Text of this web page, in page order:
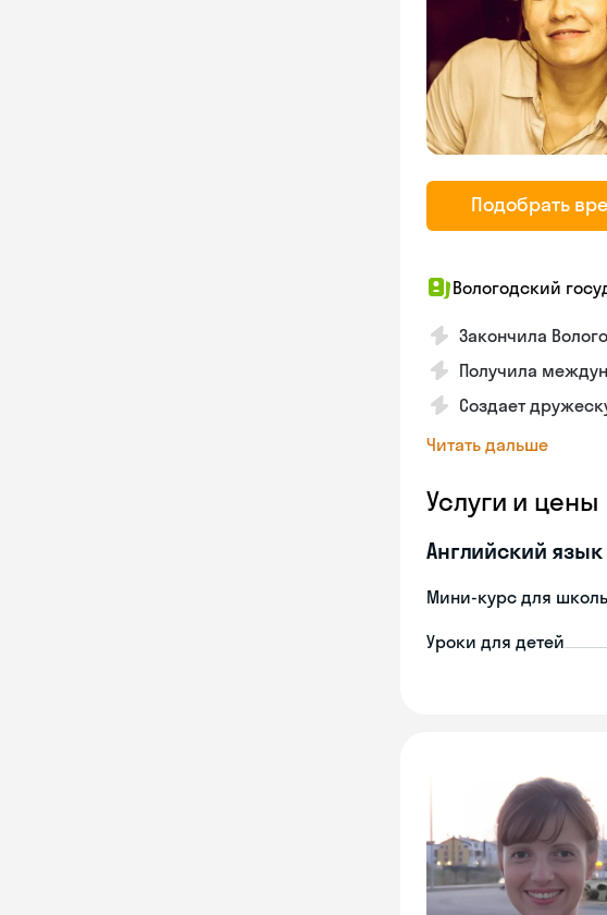
Подобрать
Вологодский
Закончила
Получила
Создает
Читать дальше
Услуги и цены
Английский язык
Мини-курс для
Уроки для детей